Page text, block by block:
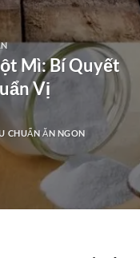
Mì: Bí Quyết
Vị
CHUẨN ĂN NGON